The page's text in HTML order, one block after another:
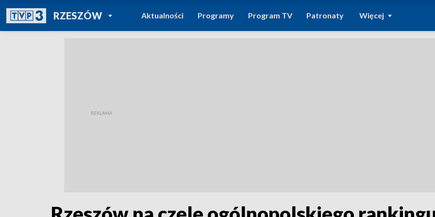
RZESZÓWPOWRÓT DO
TVP REGIONY
Aktualności Programy Program TV Patronaty Więcej